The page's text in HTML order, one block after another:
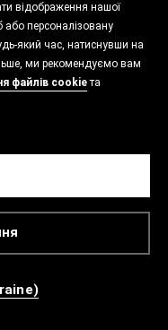
відображення нашої
або персоналізовану
який час, натиснувши на
ми рекомендуємо вам
файлів cookieта